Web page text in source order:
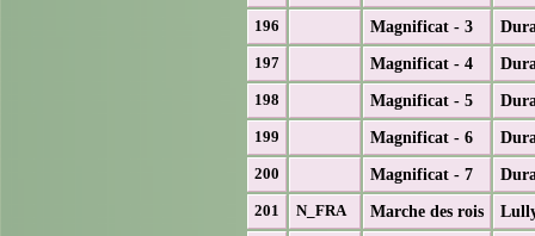
196 Magnificat - 3
197 Magnificat - 4
198 Magnificat - 5
199 Magnificat - 6
200 Magnificat - 7
201 N_FRA Marche des rois